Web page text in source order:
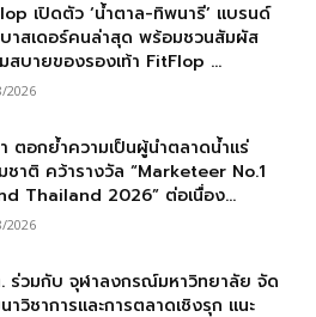
เปิดตัว ‘น้ำตาล-ทิพนารี’ แบรนด์
าสเดอร์คนล่าสุด พร้อมชวนสัมผัส
สบายของรองเท้า FitFlop ...
2026
ตอกย้ำความเป็นผู้นำตลาดน้ำแร่
ชาติ คว้ารางวัล “Marketeer No.1
Thailand 2026” ต่อเนื่อง...
2026
ร่วมกับ จุฬาลงกรณ์มหาวิทยาลัย จัด
าวิชาการและการตลาดเชิงรุก แนะ